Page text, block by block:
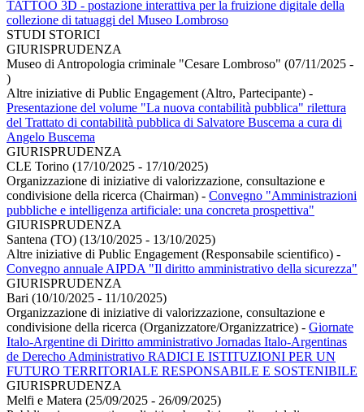
TATTOO 3D - postazione interattiva per la fruizione digitale della
collezione di tatuaggi del Museo Lombroso
STUDI STORICI
GIURISPRUDENZA
Museo di Antropologia criminale "Cesare Lombroso" (07/11/2025 -
)
Altre iniziative di Public Engagement (Altro, Partecipante) -
Presentazione del volume "La nuova contabilità pubblica" rilettura
del Trattato di contabilità pubblica di Salvatore Buscema a cura di
Angelo Buscema
GIURISPRUDENZA
CLE Torino (17/10/2025 - 17/10/2025)
Organizzazione di iniziative di valorizzazione, consultazione e
condivisione della ricerca (Chairman) - Convegno "Amministrazioni
pubbliche e intelligenza artificiale: una concreta prospettiva"
GIURISPRUDENZA
Santena (TO) (13/10/2025 - 13/10/2025)
Altre iniziative di Public Engagement (Responsabile scientifico) -
Convegno annuale AIPDA "Il diritto amministrativo della sicurezza"
GIURISPRUDENZA
Bari (10/10/2025 - 11/10/2025)
Organizzazione di iniziative di valorizzazione, consultazione e
condivisione della ricerca (Organizzatore/Organizzatrice) - Giornate
Italo-Argentine di Diritto amministrativo Jornadas Italo-Argentinas
de Derecho Administrativo RADICI E ISTITUZIONI PER UN
FUTURO TERRITORIALE RESPONSABILE E SOSTENIBILE
GIURISPRUDENZA
Melfi e Matera (25/09/2025 - 26/09/2025)